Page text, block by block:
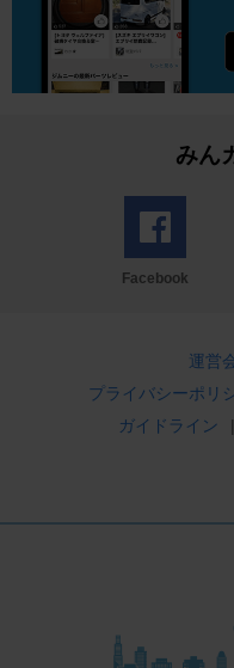
みん
Facebook
運営
プライバシーポリ
ガイドライン
|